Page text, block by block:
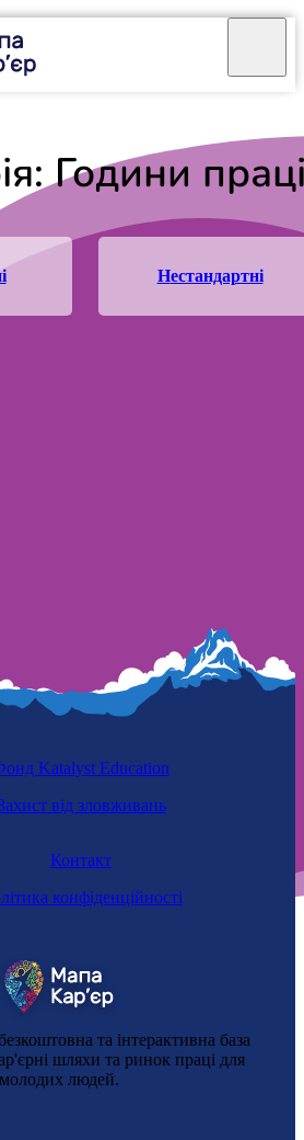
Години
нестандартні
та інтерактивна база
шляхи та ринок праці для
молодих людей.
Контакт
конфіденційності
Katalyst Education
від зловживань